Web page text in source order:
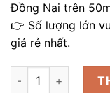
Đồng Nai trên
👉 Số lượng lớn
giá rẻ nhất.
Gạch lát nền